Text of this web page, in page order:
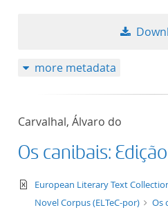
more metadata
Carvalhal, Álvaro do
Os canibais:
text/xml
European Literary Text
Novel Corpus (ELTeC-por)
Os